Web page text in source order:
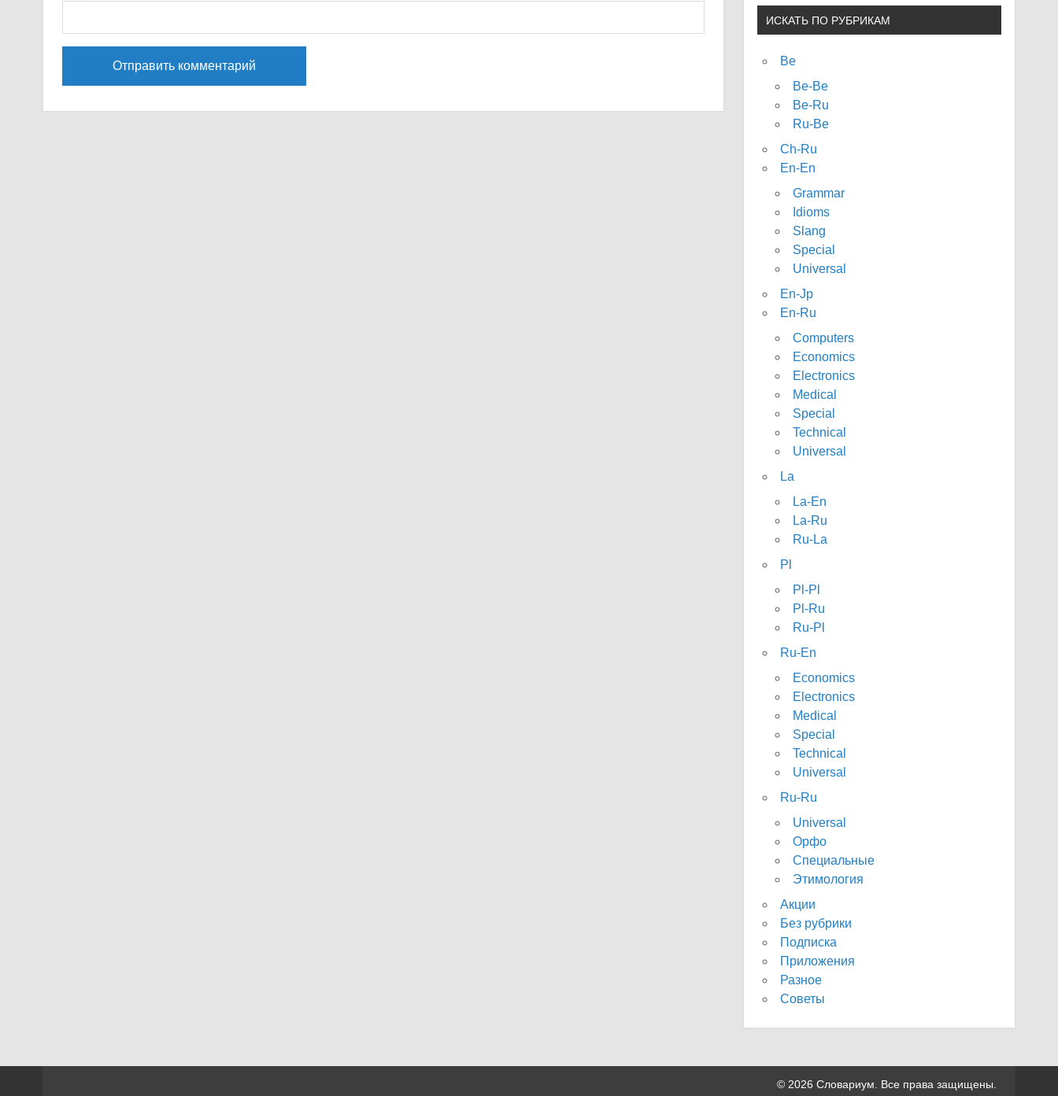
ИСКАТЬ ПО РУБРИКАМ
Be
Be-Be
Be-Ru
Ru-Be
Ch-Ru
En-En
Grammar
Idioms
Slang
Special
Universal
En-Jp
En-Ru
Computers
Economics
Electronics
Medical
Special
Technical
Universal
La
La-En
La-Ru
Ru-La
Pl
Pl-Pl
Pl-Ru
Ru-Pl
Ru-En
Economics
Electronics
Medical
Special
Technical
Universal
Ru-Ru
Universal
Орфо
Специальные
Этимология
Акции
Без рубрики
Подписка
Приложения
Разное
Советы
© 2026 Словариум. Все права защищены.